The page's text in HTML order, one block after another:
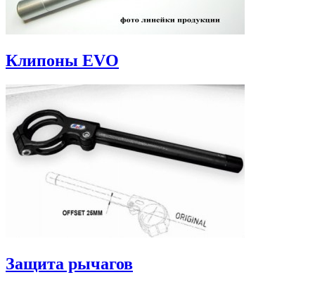
Клипоны EVO
Защита рычагов